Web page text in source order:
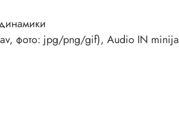
фото: jpg/png/gif), Audio IN